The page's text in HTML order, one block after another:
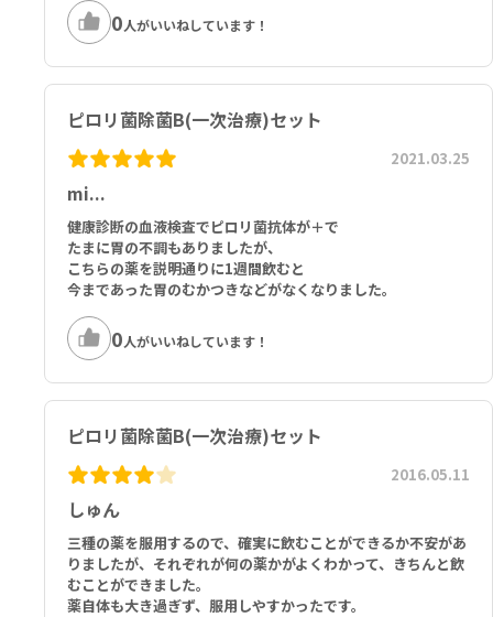
0人がいいねしています！
ピロリ菌除菌B(一次治療)セット
mi...
2021.03.25
健康診断の血液検査でピロリ菌抗体が＋で
たまに胃の不調もありましたが、
こちらの薬を説明通りに1週間飲むと
今まであった胃のむかつきなどがなくなりました。
0人がいいねしています！
ピロリ菌除菌B(一次治療)セット
しゅん
2016.05.11
三種の薬を服用するので、確実に飲むことができるか不安があ
りましたが、それぞれが何の薬かがよくわかって、きちんと飲
むことができました。
薬自体も大き過ぎず、服用しやすかったです。